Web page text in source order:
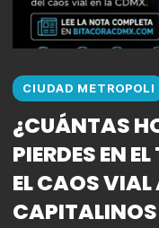
CIUDAD METROPOLI
¿CUÁNTAS
PIERDES EN
EL CAOS VIAL
CAPITALINOS